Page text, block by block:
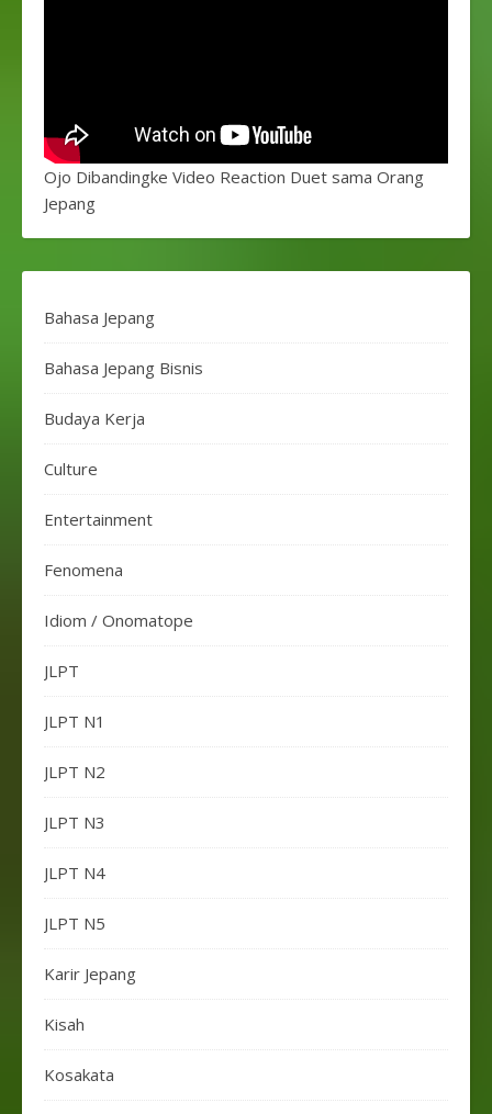
Ojo Dibandingke Video Reaction Duet sama Orang
Jepang
Bahasa Jepang
Bahasa Jepang Bisnis
Budaya Kerja
Culture
Entertainment
Fenomena
Idiom / Onomatope
JLPT
JLPT N1
JLPT N2
JLPT N3
JLPT N4
JLPT N5
Karir Jepang
Kisah
Kosakata